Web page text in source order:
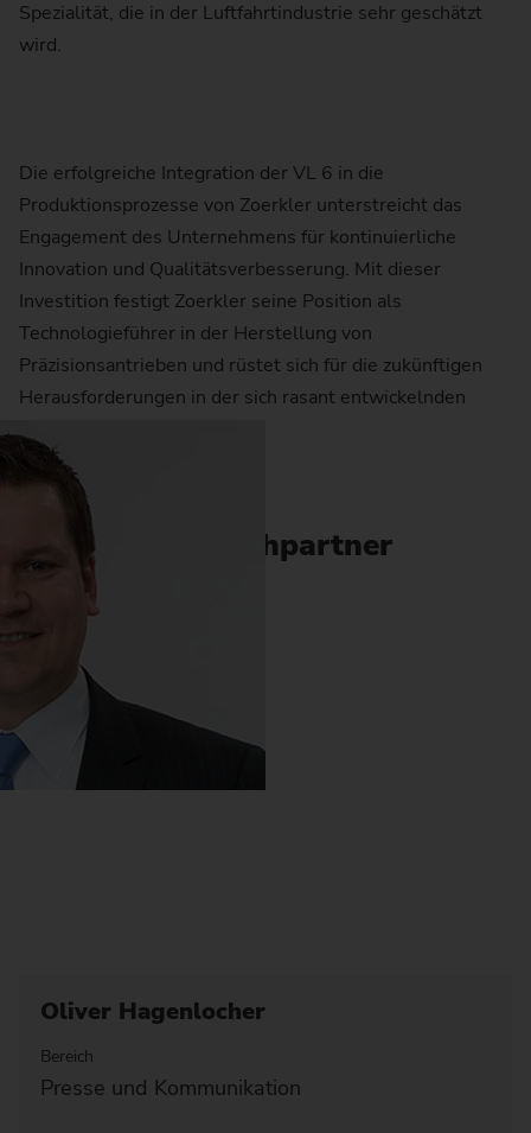
Spezialität, die in der Luftfahrtindustrie sehr geschätzt
wird.
Die erfolgreiche Integration der VL 6 in die
Produktionsprozesse von Zoerkler unterstreicht das
Engagement des Unternehmens für kontinuierliche
Innovation und Qualitätsverbesserung. Mit dieser
Investition festigt Zoerkler seine Position als
Technologieführer in der Herstellung von
Präzisionsantrieben und rüstet sich für die zukünftigen
Herausforderungen in der sich rasant entwickelnden
Mobilitätsbranche.
Ansprechpartner
Oliver Hagenlocher
Bereich
Presse und Kommunikation